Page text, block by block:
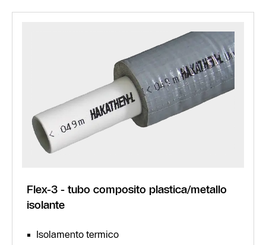
Flex-3 - tubo composito plastica/metallo
isolante
Isolamento termico